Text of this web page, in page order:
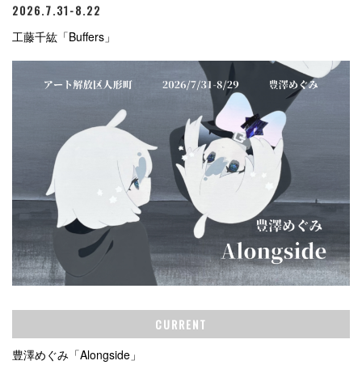
2026.7.31-8.22
工藤千紘「Buffers」
CURRENT
豊澤めぐみ「Alongside」